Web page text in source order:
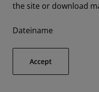
the site or download
Dateiname
Accept